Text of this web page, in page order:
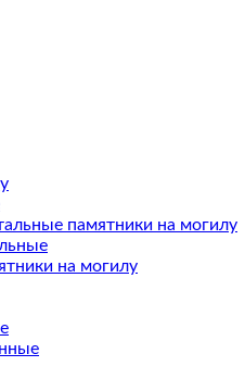
памятники на могилу
на могилу